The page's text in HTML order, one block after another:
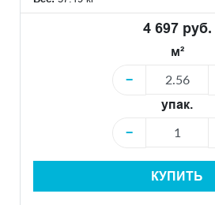
4 697 руб.
м²
−
упак.
−
КУПИТЬ